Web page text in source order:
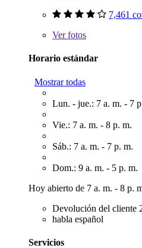
7,461
Verfotos
Horario estándar
Mostrar todas
Lun. - jue.: 7 a. m. - 7
Vie.: 7 a. m. - 8 p. m.
Sáb.: 7 a. m. - 7 p. m.
Dom.: 9 a. m. - 5 p. m.
Hoy abierto de 7 a. m. - 8 p.
Devolución del cliente
habla español
Servicios